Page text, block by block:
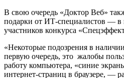
В свою очередь «Доктор Веб»
подарки от ИТ-специалистов — в
участников конкурса
«Некоторые подозрения в
первую очередь, это жалобы
работу компьютера, «синие
интернет-страниц в браузере, —